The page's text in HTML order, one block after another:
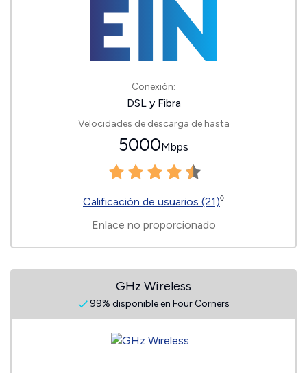
Conexión:
DSL y Fibra
Velocidades de descarga de hasta
5000Mbps
Calificación de usuarios (21)◊
Enlace no proporcionado
GHz Wireless
99% disponible en Four Corners